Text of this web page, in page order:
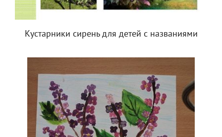
Кустарники сирень для детей с названиями